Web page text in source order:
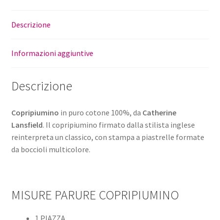
Descrizione
Informazioni aggiuntive
Descrizione
Copripiumino in puro cotone 100%, da Catherine
Lansfield. Il copripiumino firmato dalla stilista inglese
reinterpreta un classico, con stampa a piastrelle formate
da boccioli multicolore.
MISURE PARURE COPRIPIUMINO
1 PIAZZA